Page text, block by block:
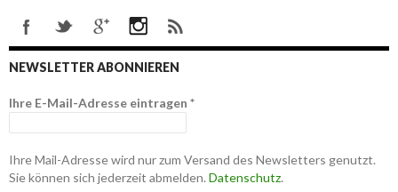
NEWSLETTER ABONNIEREN
Ihre E-Mail-Adresse eintragen *
Ihre Mail-Adresse wird nur zum Versand des Newsletters genutzt.
Sie können sich jederzeit abmelden. Datenschutz.